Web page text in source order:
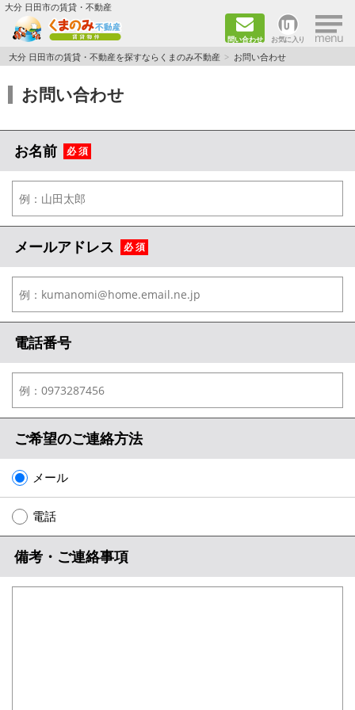
大分 日田市の賃貸・不動産
問い合わせ お気に入り ×
TOPページ
新築物件
ペット飼育ＯＫ物件
単身者向け（1K～2DK）
新婚·ファミリー向け（2DK～3DK）
ファミリー向け（3DK～）
路線·駅から探す
地域から探す
地図から探す
店舗情報·アクセス
会社概要
メールでお問い合わせ
大分 日田市の賃貸・不動産を探すならくまのみ不動産 お問い合わせ
お問い合わせ
お名前 必 須
メールアドレス 必 須
電話番号
ご希望のご連絡方法
メール
電話
備考・ご連絡事項